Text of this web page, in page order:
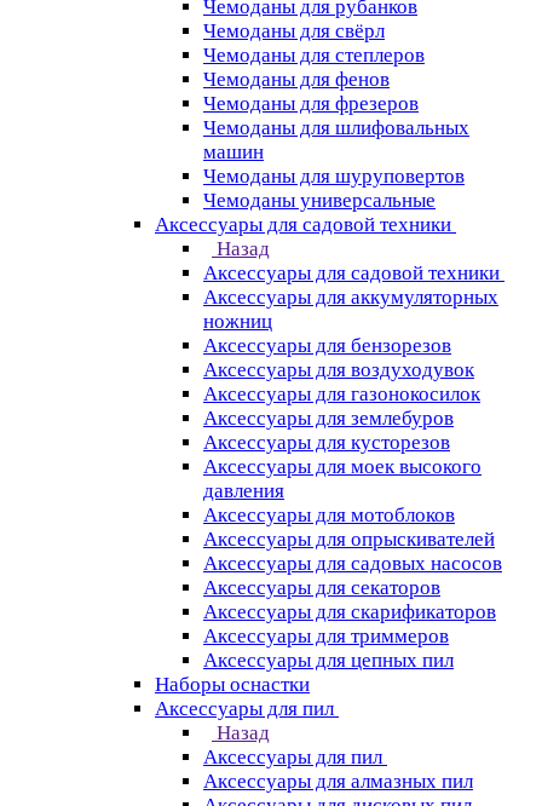
Чемоданы для рубанков
Чемоданы для свёрл
Чемоданы для степлеров
Чемоданы для фенов
Чемоданы для фрезеров
Чемоданы для шлифовальных
машин
Чемоданы для шуруповертов
Чемоданы универсальные
Аксессуары для садовой техники
Назад
Аксессуары для садовой техники
Аксессуары для аккумуляторных
ножниц
Аксессуары для бензорезов
Аксессуары для воздуходувок
Аксессуары для газонокосилок
Аксессуары для землебуров
Аксессуары для кусторезов
Аксессуары для моек высокого
давления
Аксессуары для мотоблоков
Аксессуары для опрыскивателей
Аксессуары для садовых насосов
Аксессуары для секаторов
Аксессуары для скарификаторов
Аксессуары для триммеров
Аксессуары для цепных пил
Наборы оснастки
Аксессуары для пил
Назад
Аксессуары для пил
Аксессуары для алмазных пил